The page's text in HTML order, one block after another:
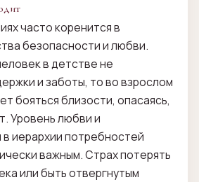
часто коренится в
безопасности и любви.
в детстве не
и заботы, то во взрослом
бояться близости, опасаясь,
Уровень любви и
иерархии потребностей
важным. Страх потерять
или быть отвергнутым